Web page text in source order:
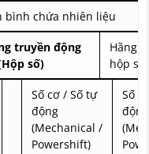
bình chứa nhiên liệu
truyền động
số)
Hãng
hộp số
Số cơ / Số tự
động
(Mechanical /
Powershift)
Số
động